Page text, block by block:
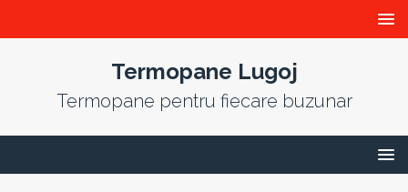
Termopane Lugoj
Termopane pentru fiecare buzunar